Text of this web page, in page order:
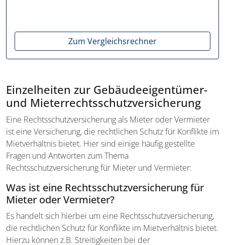
Zum Vergleichsrechner
Einzelheiten zur Gebäudeeigentümer-
und Mieterrechts­schutzversicherung
Eine Rechtsschutzversicherung als Mieter oder Vermieter
ist eine Versicherung, die rechtlichen Schutz für Konflikte im
Mietverhältnis bietet. Hier sind einige häufig gestellte
Fragen und Antworten zum Thema
Rechtsschutzversicherung für Mieter und Vermieter:
Was ist eine Rechtsschutzversicherung für
Mieter oder Vermieter?
Es handelt sich hierbei um eine Rechtsschutzversicherung,
die rechtlichen Schutz für Konflikte im Mietverhältnis bietet.
Hierzu können z.B. Streitigkeiten bei der